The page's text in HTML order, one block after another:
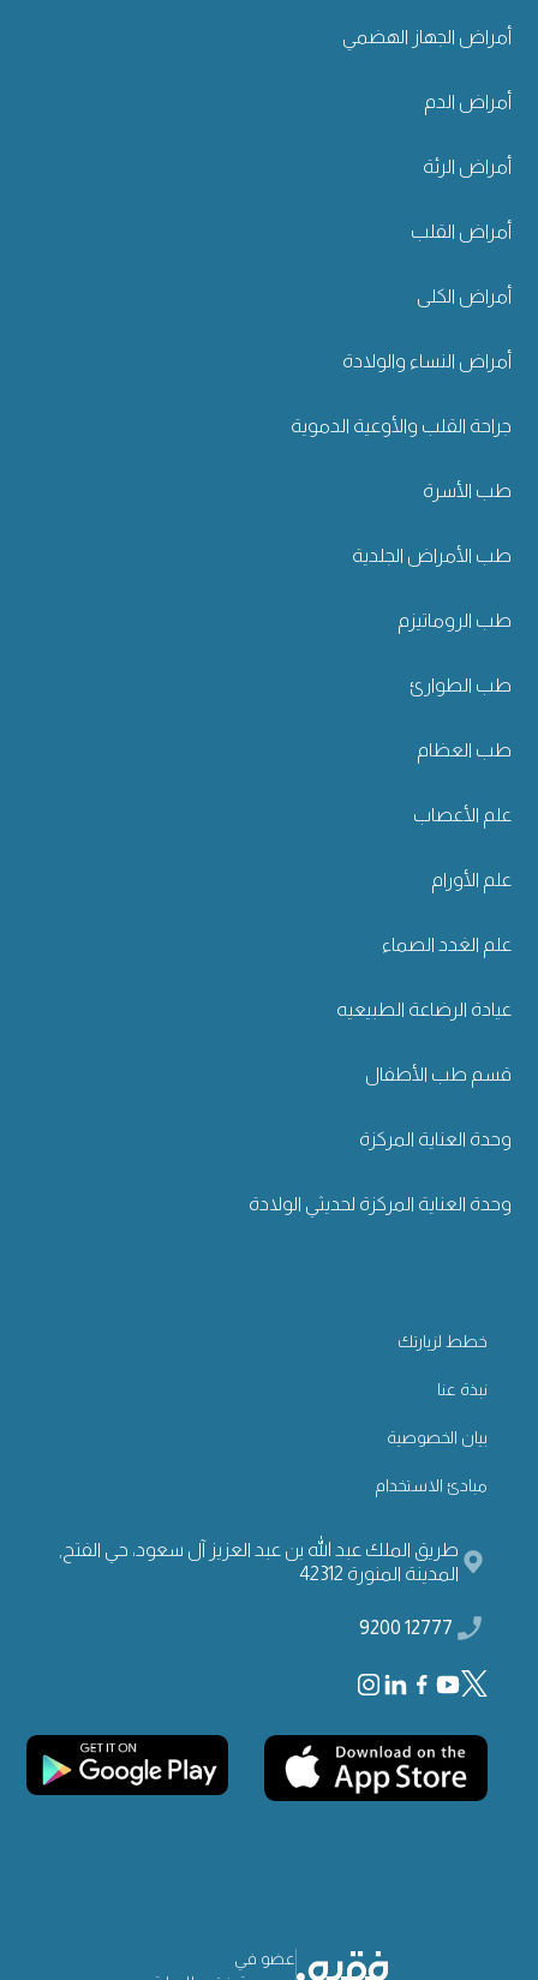
أمراض الجهاز الهضمي
أمراض الدم
أمراض الرئة
أمراض القلب
أمراض الكلى
أمراض النساء والولادة
جراحة القلب والأوعية الدموية
طب الأسرة
طب الأمراض الجلدية
طب الروماتيزم
طب الطوارئ
طب العظام
علم الأعصاب
علم الأورام
علم الغدد الصماء
عيادة الرضاعة الطبيعيه
قسم طب الأطفال
وحدة العناية المركزة
وحدة العناية المركزة لحديثي الولادة
خطط لزيارتك
نبذة عنا
بيان الخصوصية
مبادئ الاستخدام
طريق الملك عبد الله بن عبد العزيز آل سعود، حي الفتح,
المدينة المنورة 42312
12777 9200
عضو في